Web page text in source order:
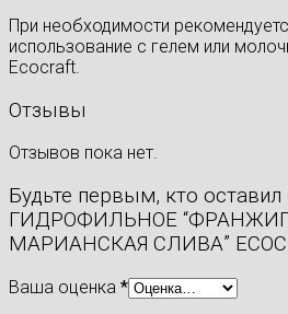
При необходимости
использование с гелем или
Ecocraft.
Отзывы
Отзывов пока нет.
Будьте первым, кто
ГИДРОФИЛЬНОЕ
МАРИАНСКАЯ СЛИВА”
Ваша оценка *